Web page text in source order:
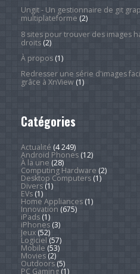
Ungit - Un gestionnaire de git
multiplateforme (2)
8 sites pour trouver des images
droits(2)
À propos(1)
Redresser une série d'images
grâce à XnView(1)
Catégories
Actualité (4 249)
Android Phones(12)
À la une (28)
Computing Hardware (2)
Desktop Computers(1)
Divers(1)
EVs(1)
Home Appliances(1)
Innovation (675)
iPads(1)
iPhones(3)
Jeux(52)
Logiciel (57)
Mobile (53)
Movies(2)
Outdoors(5)
PC Gaming(1)